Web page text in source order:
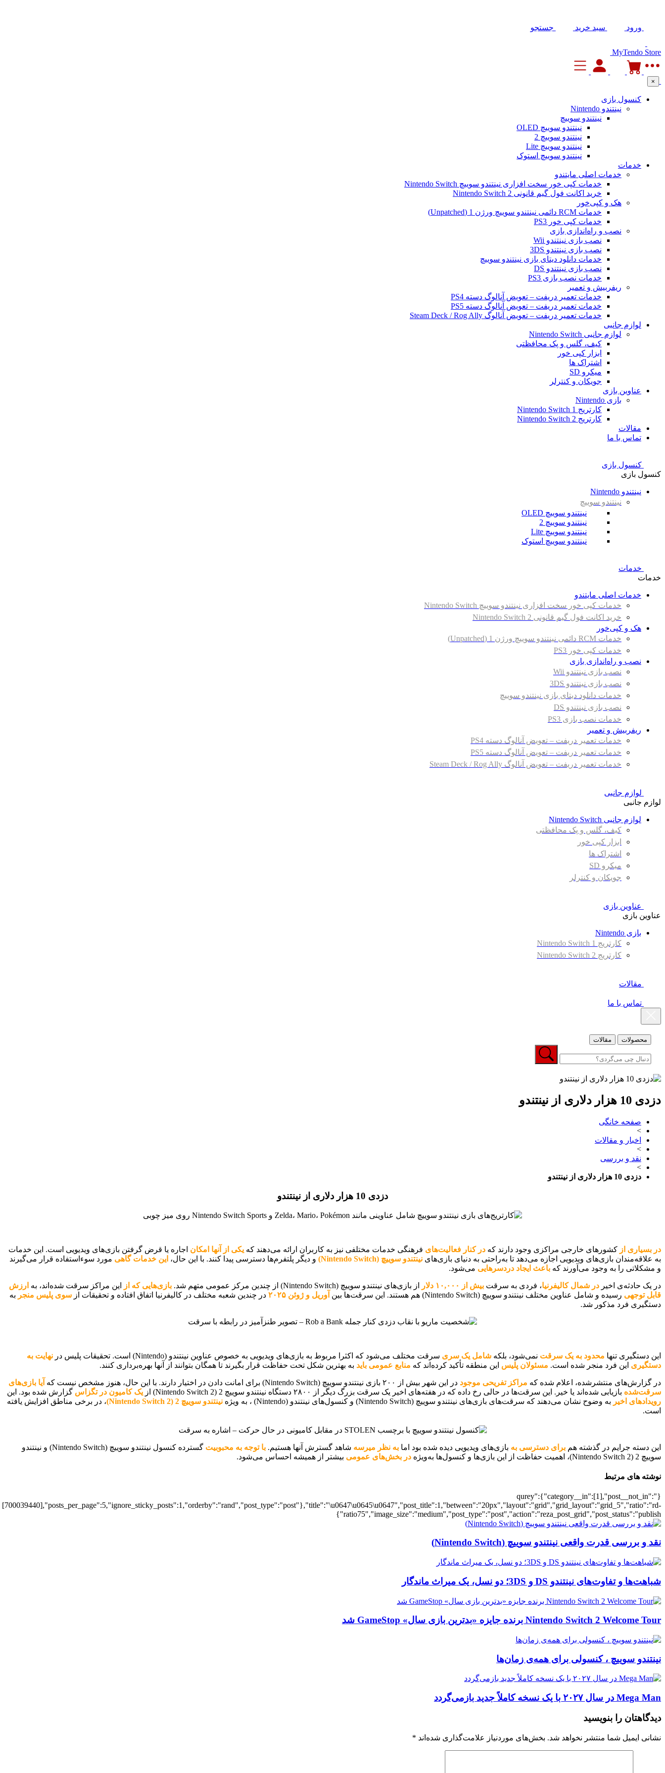
ورود سبد خرید جستجو
MyTendo Store
×
کنسول بازی
نینتندو Nintendo
نینتندو سوییچ
نینتندو سوییچ OLED
نینتندو سوییچ 2
نینتندو سوییچ Lite
نینتندو سوییچ استوک
خدمات
خدمات اصلی مایتندو
خدمات کپی خور سخت افزاری نینتندو سوییچ Nintendo Switch
خرید اکانت فول گیم قانونی Nintendo Switch 2
هک و کپی‌خور
خدمات RCM دائمی نینتندو سوییچ ورژن 1 (Unpatched)
خدمات کپی خور PS3
نصب و راه‌اندازی بازی
نصب بازی نینتندو Wii
نصب بازی نینتندو 3DS
خدمات دانلود دیتای بازی نینتندو سوییچ
نصب بازی نینتندو DS
خدمات نصب بازی PS3
ریفربیش و تعمیر
خدمات تعمیر دریفت – تعویض آنالوگ دسته PS4
خدمات تعمیر دریفت – تعویض آنالوگ دسته PS5
خدمات تعمیر دریفت – تعویض آنالوگ Steam Deck / Rog Ally
لوازم جانبی
لوازم جانبی Nintendo Switch
کیف، گلس و پک محافظتی
ابزار کپی خور
اشتراک ها
میکرو SD
جویکان و کنترلر
عناوین بازی
بازی Nintendo
کارتریج Nintendo Switch 1
کارتریج Nintendo Switch 2
مقالات
تماس با ما
کنسول بازی
کنسول بازی
نینتندو Nintendo
نینتندو سوییچ
نینتندو سوییچ OLED
نینتندو سوییچ 2
نینتندو سوییچ Lite
نینتندو سوییچ استوک
خدمات
خدمات
خدمات اصلی مایتندو
خدمات کپی خور سخت افزاری نینتندو سوییچ Nintendo Switch
خرید اکانت فول گیم قانونی Nintendo Switch 2
هک و کپی‌خور
خدمات RCM دائمی نینتندو سوییچ ورژن 1 (Unpatched)
خدمات کپی خور PS3
نصب و راه‌اندازی بازی
نصب بازی نینتندو Wii
نصب بازی نینتندو 3DS
خدمات دانلود دیتای بازی نینتندو سوییچ
نصب بازی نینتندو DS
خدمات نصب بازی PS3
ریفربیش و تعمیر
خدمات تعمیر دریفت – تعویض آنالوگ دسته PS4
خدمات تعمیر دریفت – تعویض آنالوگ دسته PS5
خدمات تعمیر دریفت – تعویض آنالوگ Steam Deck / Rog Ally
لوازم جانبی
لوازم جانبی
لوازم جانبی Nintendo Switch
کیف، گلس و پک محافظتی
ابزار کپی خور
اشتراک ها
میکرو SD
جویکان و کنترلر
عناوین بازی
عناوین بازی
بازی Nintendo
کارتریج Nintendo Switch 1
کارتریج Nintendo Switch 2
مقالات
تماس با ما
محصولات مقالات
دزدی 10 هزار دلاری از نینتندو
صفحه خانگی
>
اخبار و مقالات
>
نقد و بررسی
>
دزدی 10 هزار دلاری از نینتندو
دزدی 10 هزار دلاری از نینتندو
در بسیاری از کشورهای خارجی مراکزی وجود دارند که در کنار فعالیت‌های فرهنگی خدمات مختلفی نیز به کاربران ارائه می‌دهند که یکی از آنها امکان اجاره یا قرض گرفتن بازی‌های ویدیویی است. این خدمات
به علاقه‌مندان بازی‌های ویدیویی اجازه می‌دهد تا به‌راحتی به دنیای بازی‌های نینتندو سوییچ (Nintendo Switch) و دیگر پلتفرم‌ها دسترسی پیدا کنند. با این حال، این خدمات گاهی مورد سوءاستفاده قرار می‌گیرند
و مشکلاتی را به وجود می‌آورند که باعث ایجاد دردسرهایی می‌شود.
در یک حادثه‌ی اخیر در شمال کالیفرنیا، فردی به سرقت بیش از ۱۰,۰۰۰ دلار از بازی‌های نینتندو سوییچ (Nintendo Switch) از چندین مرکز عمومی متهم شد. بازی‌هایی که از این مراکز سرقت شده‌اند، به ارزش
قابل توجهی رسیده و شامل عناوین مختلف نینتندو سوییچ (Nintendo Switch) هم هستند. این سرقت‌ها بین آوریل و ژوئن ۲۰۲۵ در چندین شعبه مختلف در کالیفرنیا اتفاق افتاده و تحقیقات از سوی پلیس منجر به
دستگیری فرد مذکور شد.
این دستگیری تنها محدود به یک سرقت نمی‌شود، بلکه شامل یک سری سرقت‌ مختلف می‌شود که اکثرا مربوط به بازی‌های ویدیویی به خصوص عناوین نینتندو (Nintendo) است. تحقیقات پلیس در
نهایت به
دستگیری این فرد منجر شده است. مسئولان پلیس این منطقه تأکید کرده‌اند که منابع عمومی باید به بهترین شکل تحت حفاظت قرار بگیرند تا همگان بتوانند از آنها بهره‌برداری کنند.
در گزارش‌های منتشرشده، اعلام شده که مراکز تفریحی موجود در این شهر بیش از ۲۰۰ بازی نینتندو سوییچ (Nintendo Switch) برای امانت دادن در اختیار دارند. با این حال، هنوز مشخص نیست که
آیا بازی‌های
سرقت‌شده بازیابی شده‌اند یا خیر. این سرقت‌ها در حالی رخ داده که در هفته‌های اخیر یک سرقت بزرگ دیگر از ۲۸۰۰ دستگاه نینتندو سوییچ 2 (Nintendo Switch 2) از یک کامیون در تگزاس گزارش شده بود. این
رویدادهای اخیر به وضوح نشان می‌دهند که سرقت‌های بازی‌های نینتندو سوییچ (Nintendo Switch) و کنسول‌های نینتندو (Nintendo) ، به ویژه نینتندو سوییچ 2 (Nintendo Switch 2)
، در برخی مناطق افزایش یافته
است.
این دسته جرایم در گذشته هم برای دسترسی به بازی‌های ویدیویی دیده شده بود اما به نظر میرسه شاهد گسترش آنها هستیم. با توجه به محبوبیت
گسترده کنسول نینتندو سوییچ (Nintendo Switch) و نینتندو
سوییچ 2 (Nintendo Switch 2)، اهمیت حفاظت از این بازی‌ها و کنسول‌ها به‌ویژه
در بخش‌های عمومی بیشتر از همیشه احساس می‌شود.
نوشته های مرتبط
{"qurey":{"category__in":[1],"post__not_in":
[700039440],"posts_per_page":5,"ignore_sticky_posts":1,"orderby":"rand","post_type":"post"},"title":"\u0647\u0645\u0647","post_title":1,"between":"20px","layout":"grid","grid_layout":"grid_5","ratio":"rd-
ratio75","image_size":"medium","post_type":"post","action":"reza_post_grid","post_status":"publish"}
نقد و بررسی قدرت واقعی نینتندو سوییچ (Nintendo Switch)
شباهت‌ها و تفاوت‌های نینتندو DS و 3DS؛ دو نسل، یک میراث ماندگار
Nintendo Switch 2 Welcome Tour برنده جایزه «بدترین بازی سال» GameStop شد
نینتندو سوییچ ، کنسولی برای همه‌ی زمان‌ها
Mega Man در سال ۲۰۲۷ با یک نسخه کاملاً جدید بازمی‌گردد
دیدگاهتان را بنویسید
نشانی ایمیل شما منتشر نخواهد شد. بخش‌های موردنیاز علامت‌گذاری شده‌اند *